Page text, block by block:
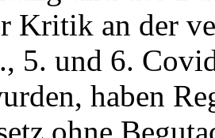
Kritik an der
5. und 6.
haben
ohne